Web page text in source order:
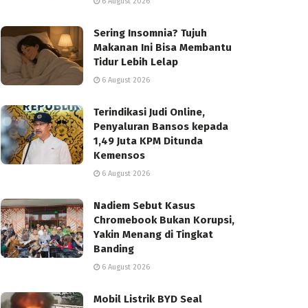
Sering Insomnia? Tujuh
Makanan Ini Bisa Membantu
Tidur Lebih Lelap
6 August 2026
Terindikasi Judi Online,
Penyaluran Bansos kepada
1,49 Juta KPM Ditunda
Kemensos
6 August 2026
Nadiem Sebut Kasus
Chromebook Bukan Korupsi,
Yakin Menang di Tingkat
Banding
6 August 2026
Mobil Listrik BYD Seal